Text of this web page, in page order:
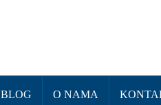
BLOG O NAMA